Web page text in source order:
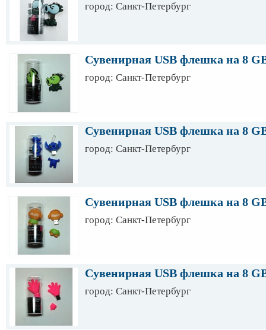
город: Санкт-Петербург
Сувенирная USB флешка на 8
город: Санкт-Петербург
Сувенирная USB флешка на 8
город: Санкт-Петербург
Сувенирная USB флешка на 8
город: Санкт-Петербург
Сувенирная USB флешка на 8
город: Санкт-Петербург